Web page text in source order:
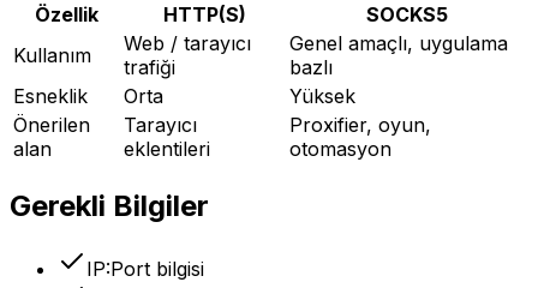
Özellik HTTP(S)
SOCKS5
Kullanım
Web / tarayıcı
trafiği
Genel amaçlı, uygulama
bazlı
Esneklik
Orta
Yüksek
Önerilen
alan
Tarayıcı
eklentileri
Proxifier, oyun,
otomasyon
Gerekli Bilgiler
IP:Port bilgisi